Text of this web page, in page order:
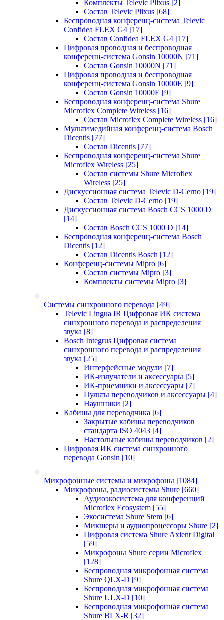
Комплекты Televic Plixus [2]
Состав Televic Plixus [68]
Беспроводная конференц-система Televic
Confidea FLEX G4 [17]
Состав Confidea FLEX G4 [17]
Цифровая проводная и беспроводная
конференц-система Gonsin 10000N [71]
Состав Gonsin 10000N [71]
Цифровая проводная и беспроводная
конференц-система Gonsin 10000E [9]
Состав Gonsin 10000E [9]
Беспроводная конференц-система Shure
Microflex Complete Wireless [16]
Состав Microflex Complete Wireless [16]
Мультимедийная конференц-система Bosch
Dicentis [77]
Состав Dicentis [77]
Беспроводная конференц-система Shure
Microflex Wireless [25]
Состав системы Shure Microflex
Wireless [25]
Дискуссионная система Televic D-Cerno [19]
Состав Televic D-Cerno [19]
Дискуссионная система Bosch CCS 1000 D
[14]
Состав Bosch CCS 1000 D [14]
Беспроводная конференц-система Bosch
Dicentis [12]
Состав Dicentis Bosch [12]
Конференц-системы Mipro [6]
Состав системы Mipro [3]
Комплекты системы Mipro [3]
Системы синхронного перевода [49]
Televic Lingua IR Цифровая ИК система
синхронного перевода и распределения
звука [8]
Bosch Integrus Цифровая система
синхронного перевода и распределения
звука [25]
Интерфейсные модули [7]
ИК-излучатели и аксессуары [5]
ИК-приемники и аксессуары [7]
Пульты переводчиков и аксессуары [4]
Наушники [2]
Кабины для переводчика [6]
Закрытые кабины переводчиков
стандарта ISO 4043 [4]
Настольные кабины переводчиков [2]
Цифровая ИК система синхронного
перевода Gonsin [10]
Микрофонные системы и микрофоны [1084]
Микрофоны, радиосистемы Shure [660]
Аудиоэкосистема для конференций
Microflex Ecosystem [55]
Экосистема Shure Stem [6]
Микшеры и аудиопроцессоры Shure [2]
Цифровая система Shure Axient Digital
[59]
Микрофоны Shure серии Microflex
[128]
Беспроводная микрофонная система
Shure QLX-D [9]
Беспроводная микрофонная система
Shure ULX-D [10]
Беспроводная микрофонная система
Shure BLX-R [32]